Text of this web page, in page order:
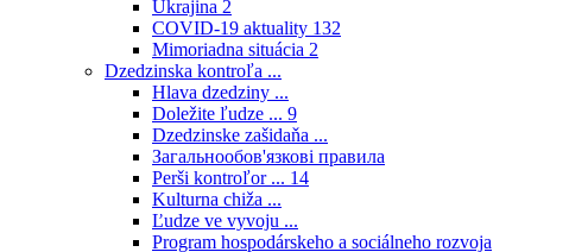
Ukrajina 2
COVID-19 aktuality 132
Mimoriadna situácia 2
Dzedzinska kontroľa ...
Hlava dzedziny ...
Doležite ľudze ... 9
Dzedzinske zašidaňa ...
Загальнообов'язкові правила
Perši kontroľor ... 14
Kulturna chiža ...
Ľudze ve vyvoju ...
Program hospodárskeho a sociálneho rozvoja